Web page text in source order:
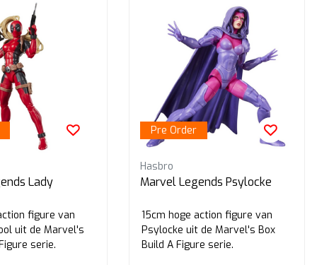
Lady
figure van
uit de Marvel's
serie.
Pre Order
Hasbro
Marvel Legends Psylocke
15cm hoge action figure van
Psylocke uit de Marvel's Box
Build A Figure serie.